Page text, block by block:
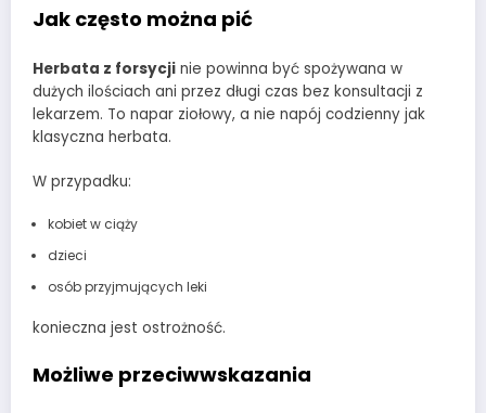
Jak często można pić
Herbata z forsycji nie powinna być spożywana w
dużych ilościach ani przez długi czas bez konsultacji z
lekarzem. To napar ziołowy, a nie napój codzienny jak
klasyczna herbata.
W przypadku:
kobiet w ciąży
dzieci
osób przyjmujących leki
konieczna jest ostrożność.
Możliwe przeciwwskazania